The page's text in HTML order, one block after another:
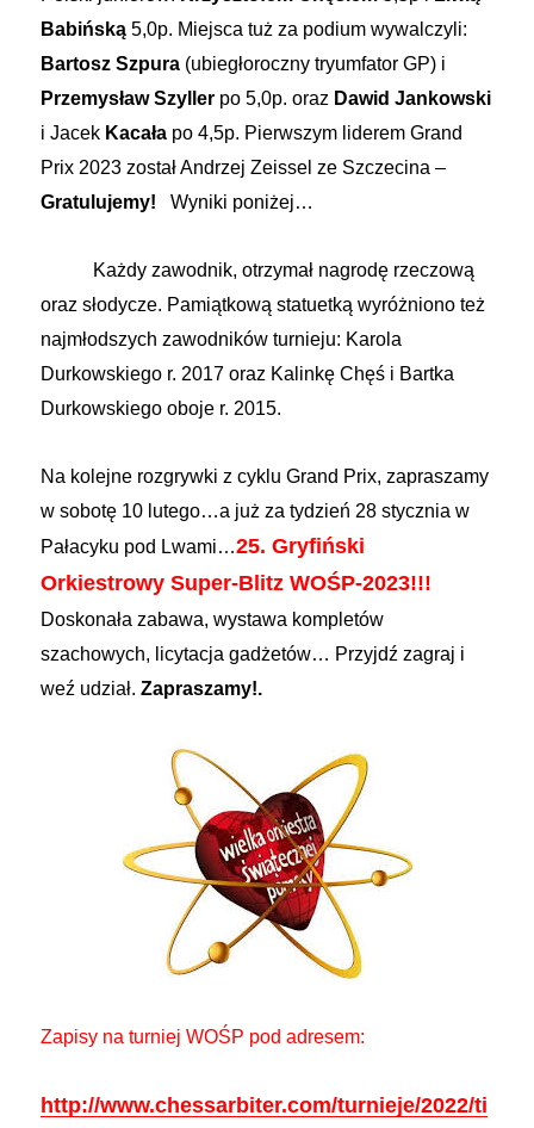
Babińską 5,0p. Miejsca tuż za podium wywalczyli:
Bartosz Szpura (ubiegłoroczny tryumfator GP) i
Przemysław Szyller po 5,0p. oraz Dawid Jankowski
i Jacek Kacała po 4,5p. Pierwszym liderem Grand
Prix 2023 został Andrzej Zeissel ze Szczecina –
Gratulujemy!Wyniki poniżej…
Każdy zawodnik, otrzymał nagrodę rzeczową
oraz słodycze. Pamiątkową statuetką wyróżniono też
najmłodszych zawodników turnieju: Karola
Durkowskiego r. 2017 oraz Kalinkę Chęś i Bartka
Durkowskiego oboje r. 2015.
Na kolejne rozgrywki z cyklu Grand Prix, zapraszamy
w sobotę 10 lutego…a już za tydzień 28 stycznia w
Pałacyku pod Lwami…25. Gryfiński
Orkiestrowy Super-Blitz WOŚP-2023!!!
Doskonała zabawa, wystawa kompletów
szachowych, licytacja gadżetów… Przyjdź zagraj i
weź udział.Zapraszamy!.
Zapisy na turniej WOŚP pod adresem:
http://www.chessarbiter.com/turnieje/2022/ti